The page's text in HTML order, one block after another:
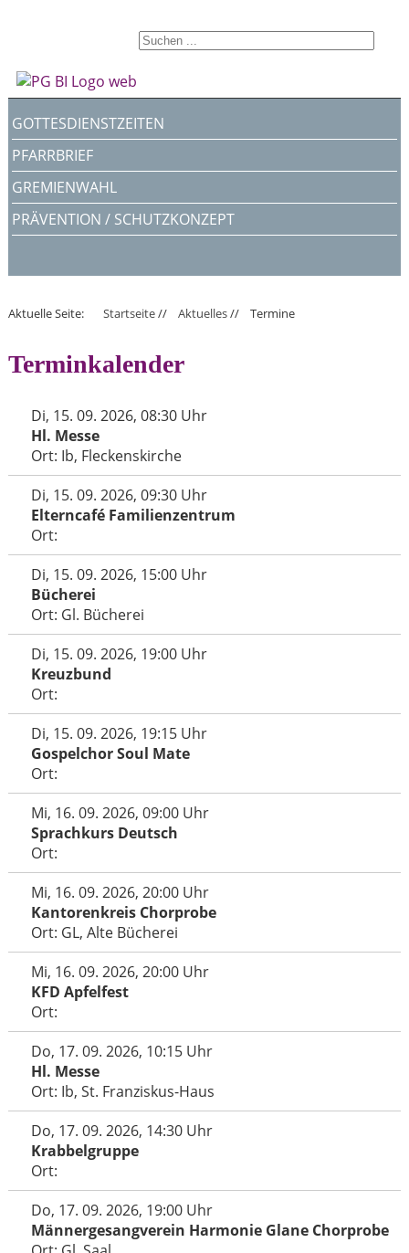
GOTTESDIENSTZEITEN
PFARRBRIEF
GREMIENWAHL
PRÄVENTION / SCHUTZKONZEPT
Aktuelle Seite: Startseite// Aktuelles// Termine
Terminkalender
Di, 15. 09. 2026, 08:30 Uhr
Hl. Messe
Ort: Ib, Fleckenskirche
Di, 15. 09. 2026, 09:30 Uhr
Elterncafé Familienzentrum
Ort:
Di, 15. 09. 2026, 15:00 Uhr
Bücherei
Ort: Gl. Bücherei
Di, 15. 09. 2026, 19:00 Uhr
Kreuzbund
Ort:
Di, 15. 09. 2026, 19:15 Uhr
Gospelchor Soul Mate
Ort:
Mi, 16. 09. 2026, 09:00 Uhr
Sprachkurs Deutsch
Ort:
Mi, 16. 09. 2026, 20:00 Uhr
Kantorenkreis Chorprobe
Ort: GL, Alte Bücherei
Mi, 16. 09. 2026, 20:00 Uhr
KFD Apfelfest
Ort:
Do, 17. 09. 2026, 10:15 Uhr
Hl. Messe
Ort: Ib, St. Franziskus-Haus
Do, 17. 09. 2026, 14:30 Uhr
Krabbelgruppe
Ort:
Do, 17. 09. 2026, 19:00 Uhr
Männergesangverein Harmonie Glane Chorprobe